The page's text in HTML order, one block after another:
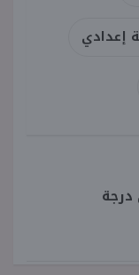
إعدادي